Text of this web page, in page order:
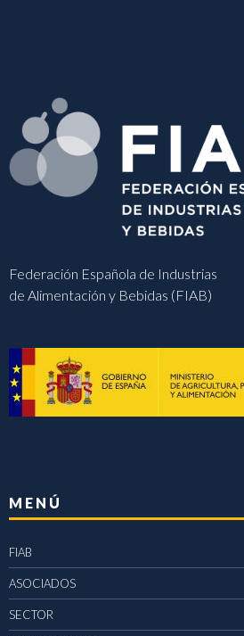
Federación Española de Industrias
de Alimentación y Bebidas (FIAB)
MENÚ
FIAB
ASOCIADOS
SECTOR